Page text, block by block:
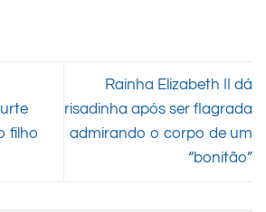
filho
Rainha Elizabeth II dá
risadinha após ser flagrada
admirando o corpo de um
“bonitão”